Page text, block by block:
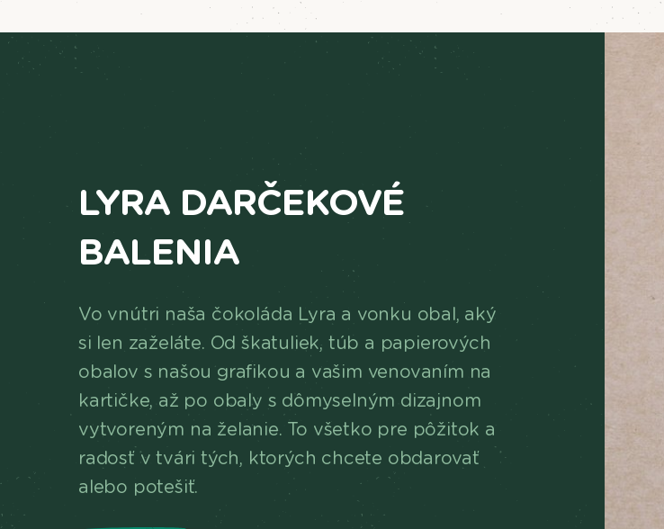
LYRA DARČEKOVÉ
BALENIA
Vo vnútri naša čokoláda Lyra a vonku obal, aký
si len zaželáte. Od škatuliek, túb a papierových
obalov s našou grafikou a vašim venovaním na
kartičke, až po obaly s dômyselným dizajnom
vytvoreným na želanie. To všetko pre pôžitok a
radosť v tvári tých, ktorých chcete obdarovať
alebo potešiť.